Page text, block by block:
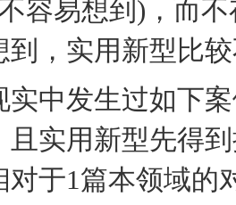
容易想到)，而
到，实用新型比
发生过如下案
且实用新型先得
对于1篇本领域的